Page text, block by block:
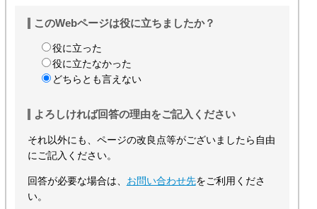
このWebページは役に立ちましたか？
役に立った
役に立たなかった
どちらとも言えない
よろしければ回答の理由をご記入ください
それ以外にも、ページの改良点等がございましたら自由
にご記入ください。
回答が必要な場合は、 お問い合わせ先をご利用くださ
い。